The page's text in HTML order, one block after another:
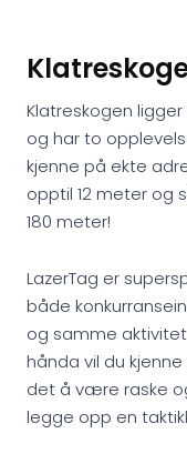
Klatreskogen
og har to
kjenne på ekte
opptil 12 meter og
180 meter!
LazerTag er
både
og samme
hånda vil du
det å være raske
legge opp en